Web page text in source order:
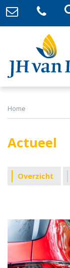
Home
Actueel
Overzicht